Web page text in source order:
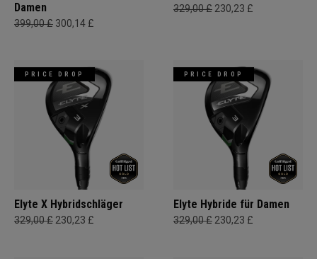
Damen
399,00 £ 300,14 £
329,00 £ 230,23 £
PRICE DROP
Elyte X Hybridschläger
329,00 £ 230,23 £
PRICE DROP
Elyte Hybride für Damen
329,00 £ 230,23 £